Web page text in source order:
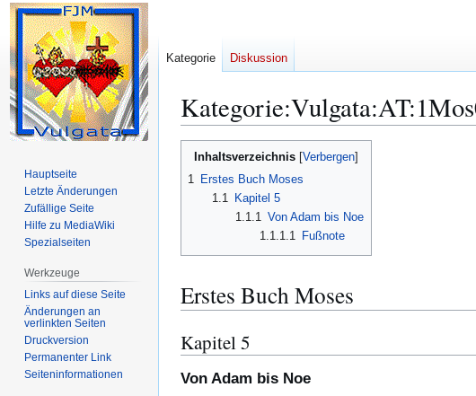
Kategorie:
Zur
Zur
Inhaltsverzeichnis
1 Erstes Buch Moses
1.1
Kapitel 5
1.1.1 Von Adam bis Noe
1.1.1.1
Fußnote
Erstes Buch Moses
Kapitel 5
Von Adam bis Noe
Kategorie Diskussion
Hauptseite
Letzte Änderungen
Zufällige Seite
Hilfe zu MediaWiki
Spezialseiten
Werkzeuge
Links auf diese Seite
Änderungen an
verlinkten Seiten
Druckversion
Permanenter Link
Seiten­­informationen